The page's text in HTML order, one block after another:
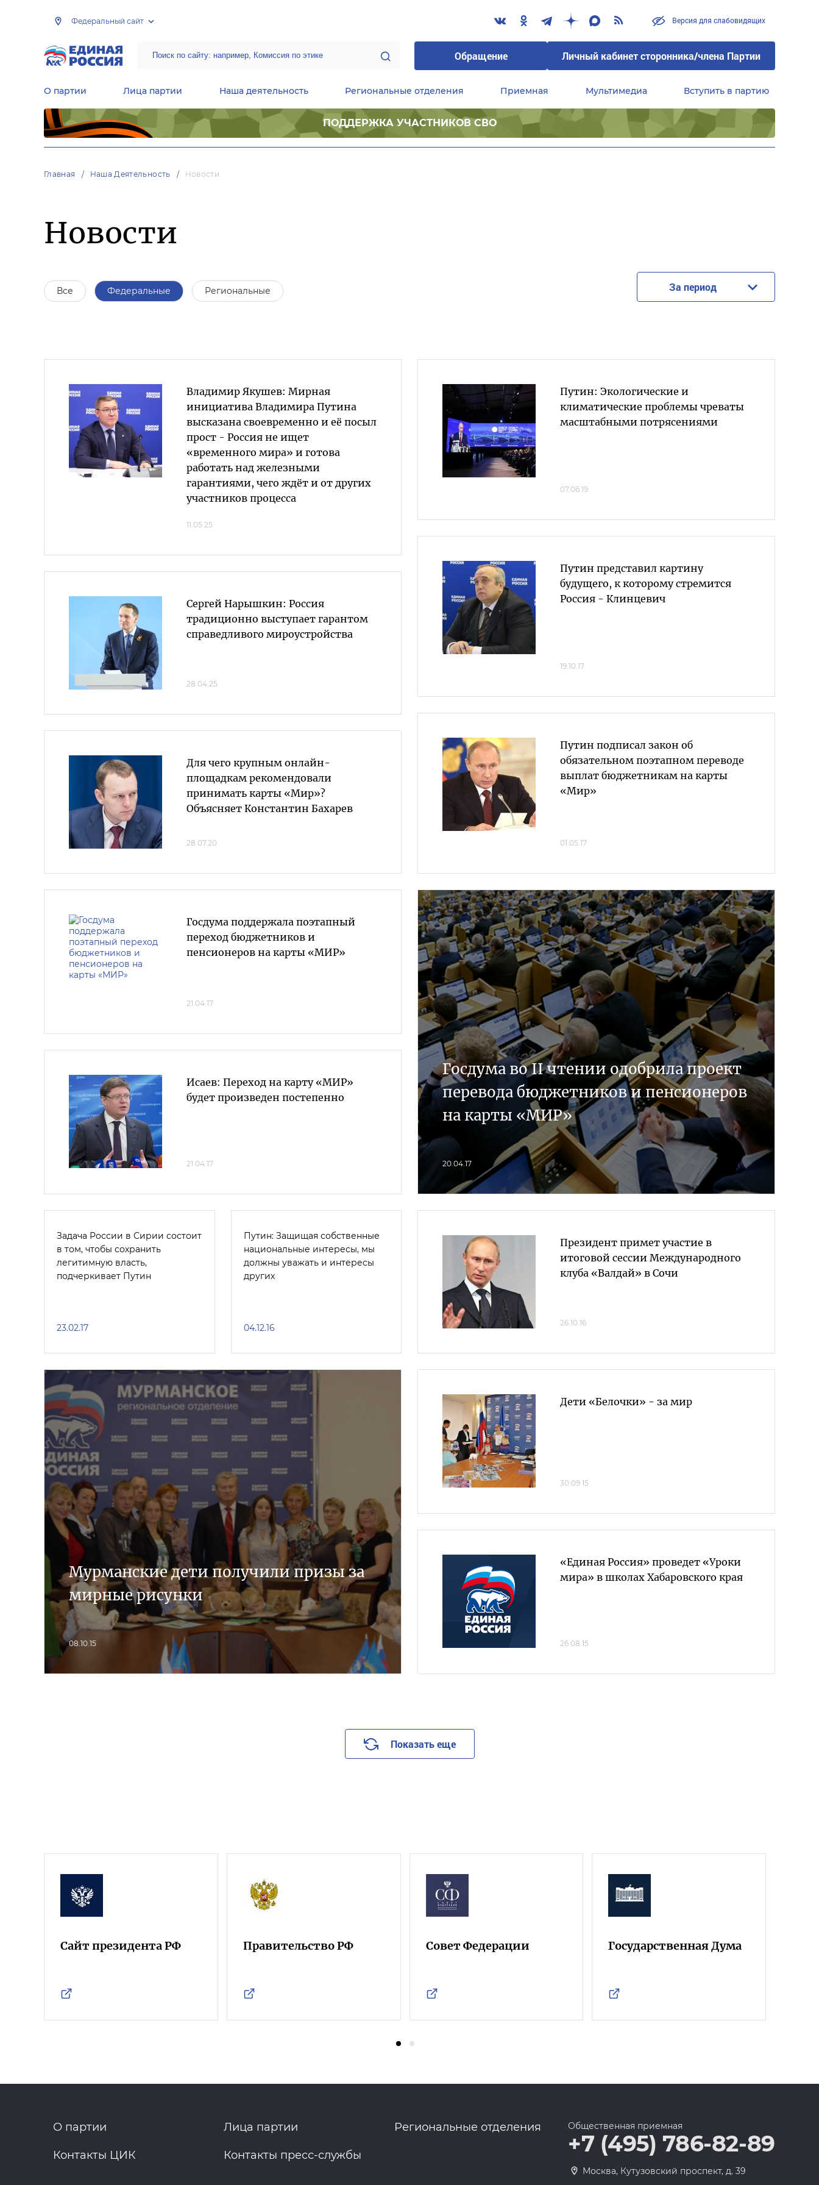
Федеральный сайт Версия для слабовидящих
Обращение Личный кабинет сторонника/члена Партии
О партии Лица партии Наша деятельность Региональные отделения Приемная Мультимедиа Вступить в партию
ПОДДЕРЖКА УЧАСТНИКОВ СВО
Главная Наша Деятельность Новости
Новости
Все Федеральные Региональные За период
Владимир Якушев: Мирная
инициатива Владимира Путина
высказана своевременно и её посыл
прост - Россия не ищет
«временного мира» и готова
работать над железными
гарантиями, чего ждёт и от других
участников процесса
11.05.25
Сергей Нарышкин: Россия
традиционно выступает гарантом
справедливого мироустройства
28.04.25
Для чего крупным онлайн-
площадкам рекомендовали
принимать карты «Мир»?
Объясняет Константин Бахарев
28.07.20
Путин: Экологические и
климатические проблемы чреваты
масштабными потрясениями
07.06.19
Путин представил картину
будущего, к которому стремится
Россия - Клинцевич
19.10.17
Путин подписал закон об
обязательном поэтапном переводе
выплат бюджетникам на карты
«Мир»
01.05.17
Госдума поддержала поэтапный
переход бюджетников и
пенсионеров на карты «МИР»
21.04.17
Исаев: Переход на карту «МИР»
будет произведен постепенно
21.04.17
Госдума во II чтении одобрила проект
перевода бюджетников и пенсионеров
на карты «МИР»
20.04.17
Задача России в Сирии состоит
в том, чтобы сохранить
легитимную власть,
подчеркивает Путин
23.02.17
Путин: Защищая собственные
национальные интересы, мы
должны уважать и интересы
других
04.12.16
Президент примет участие в
итоговой сессии Международного
клуба «Валдай» в Сочи
26.10.16
Мурманские дети получили призы за
мирные рисунки
08.10.15
Дети «Белочки» - за мир
30.09.15
«Единая Россия» проведет «Уроки
мира» в школах Хабаровского края
26.08.15
Показать еще
Сайт президента РФ Правительство РФ Совет Федерации Государственная Дума
О партии Лица партии Региональные отделения
Контакты ЦИК Контакты пресс-службы
Общественная приемная
+7 (495) 786-82-89
Москва, Кутузовский проспект, д. 39